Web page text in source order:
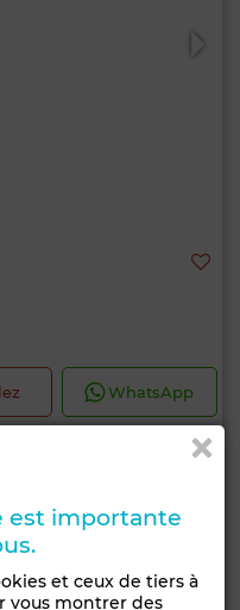
WhatsApp
est importante
et ceux de tiers à
vous montrer des